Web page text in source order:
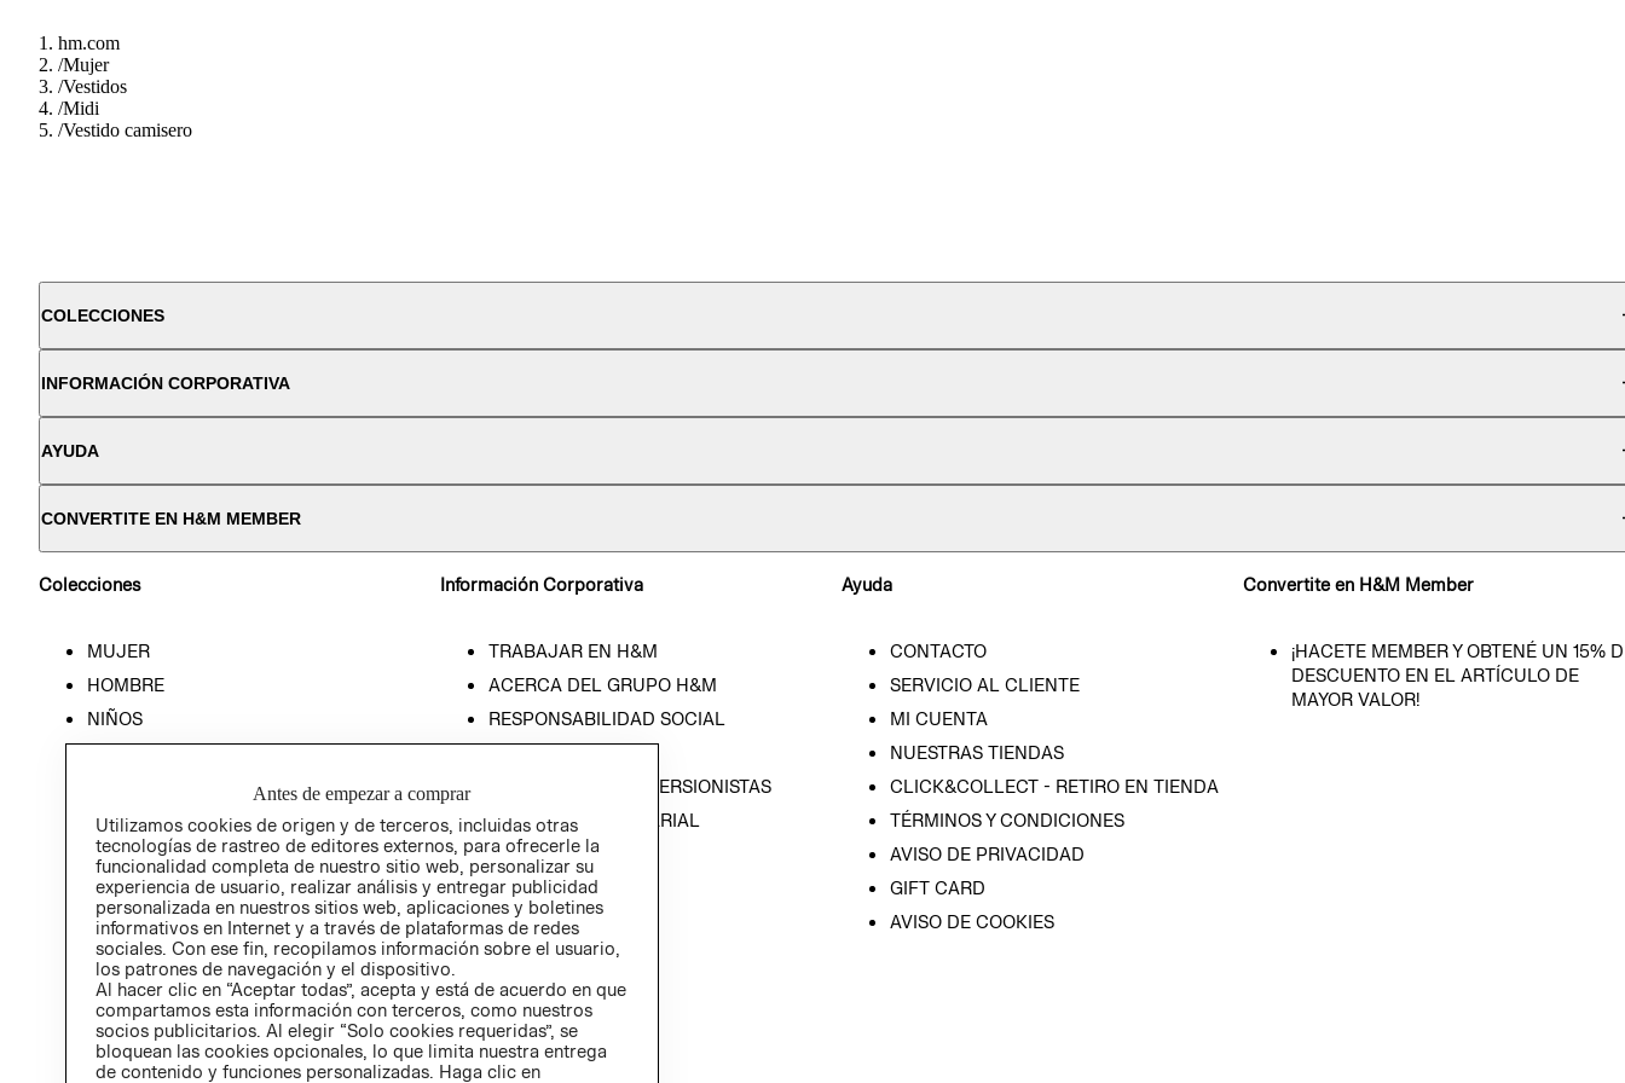
hm.com
/Mujer
/Vestidos
/Midi
/Vestido camisero
COLECCIONES
INFORMACIÓN CORPORATIVA
AYUDA
CONVERTITE EN H&M MEMBER
Colecciones
MUJER
HOMBRE
NIÑOS
Información Corporativa
TRABAJAR EN H&M
ACERCA DEL GRUPO H&M
RESPONSABILIDAD SOCIAL
RELACIÓN CON INVERSIONISTAS
POLÍTICA EMPRESARIAL
Ayuda
CONTACTO
SERVICIO AL CLIENTE
MI CUENTA
NUESTRAS TIENDAS
CLICK&COLLECT - RETIRO EN TIENDA
TÉRMINOS Y CONDICIONES
AVISO DE PRIVACIDAD
GIFT CARD
AVISO DE COOKIES
Convertite en H&M Member
¡HACETE MEMBER Y OBTENÉ UN 15%
DESCUENTO EN EL ARTÍCULO DE
MAYOR VALOR!
Antes de empezar a comprar
Utilizamos cookies de origen y de terceros, incluidas otras
tecnologías de rastreo de editores externos, para ofrecerle la
funcionalidad completa de nuestro sitio web, personalizar su
experiencia de usuario, realizar análisis y entregar publicidad
personalizada en nuestros sitios web, aplicaciones y boletines
informativos en Internet y a través de plataformas de redes
sociales. Con ese fin, recopilamos información sobre el usuario,
los patrones de navegación y el dispositivo.
Al hacer clic en “Aceptar todas”, acepta y está de acuerdo en que
compartamos esta información con terceros, como nuestros
socios publicitarios. Al elegir “Solo cookies requeridas”, se
bloquean las cookies opcionales, lo que limita nuestra entrega
de contenido y funciones personalizadas. Haga clic en